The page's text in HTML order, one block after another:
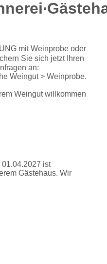
mit Weinprobe oder
Sie sich jetzt Ihren
an:
Weingut > Weinprobe.
Weingut willkommen
01.04.2027 ist
Gästehaus. Wir